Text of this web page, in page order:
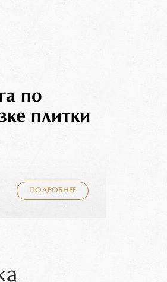
по
плитки
ПОДРОБНЕЕ